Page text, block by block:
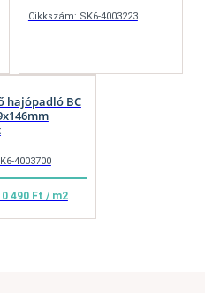
Cikkszám: SK6-4003223
hajópadló BC
4003700
490 Ft / m2